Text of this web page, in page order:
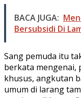
BACA JUGA:
Bersubsidi Di
Sang pemuda itu
berkata mengenai,
khusus, angkutan
umum di larang